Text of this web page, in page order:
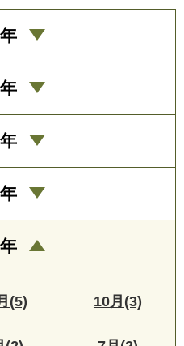
(5) 10月(3)